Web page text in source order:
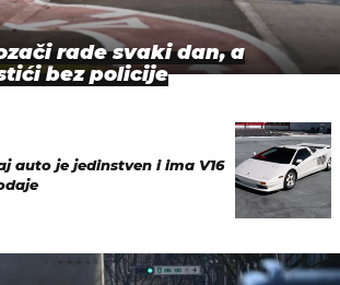
rade svaki dan, a
bez policije
auto je jedinstven i ima V16